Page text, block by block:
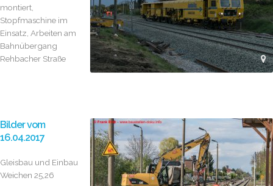
montiert,
Stopfmaschine im
Einsatz, Arbeiten am
Bahnübergang
Rehbacher Straße
Bilder vom
16.04.2017
Gleisbau und Einbau
Weichen 25,26